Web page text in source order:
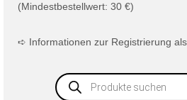
(Mindestbestellwert: 30 €)
➪ Informationen zur Registrierung
Products
search